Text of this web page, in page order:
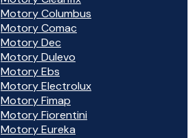
Motory Columbus
Motory Comac
Motory Dec
Motory Dulevo
Motory Ebs
Motory Electrolux
Motory Fimap
Motory Fiorentini
Motory Eureka